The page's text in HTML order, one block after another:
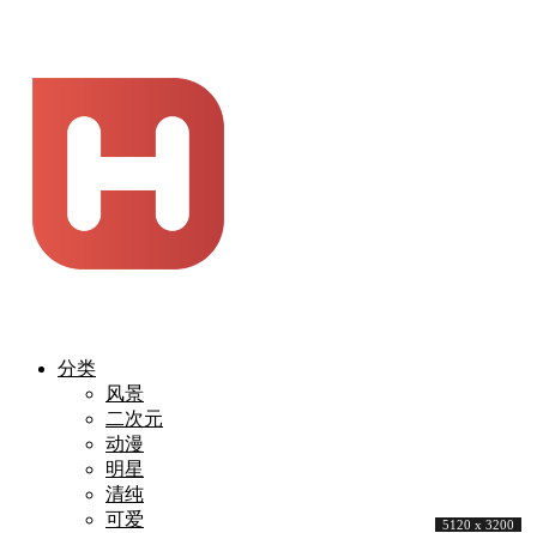
分类
风景
二次元
动漫
明星
清纯
可爱
5120 x 3200
5120 x 3200
5120 x 3200
5120 x 3200
5120 x 3200
5120 x 3200
5120 x 3200
5120 x 3200
5120 x 3200
5120 x 3200
5120 x 3200
5120 x 3200
5120 x 3200
5120 x 3200
5120 x 3200
5120 x 3200
5120 x 3200
5120 x 3200
5120 x 3200
5120 x 3200
5120 x 3200
5120 x 3200
5120 x 3200
5120 x 3200